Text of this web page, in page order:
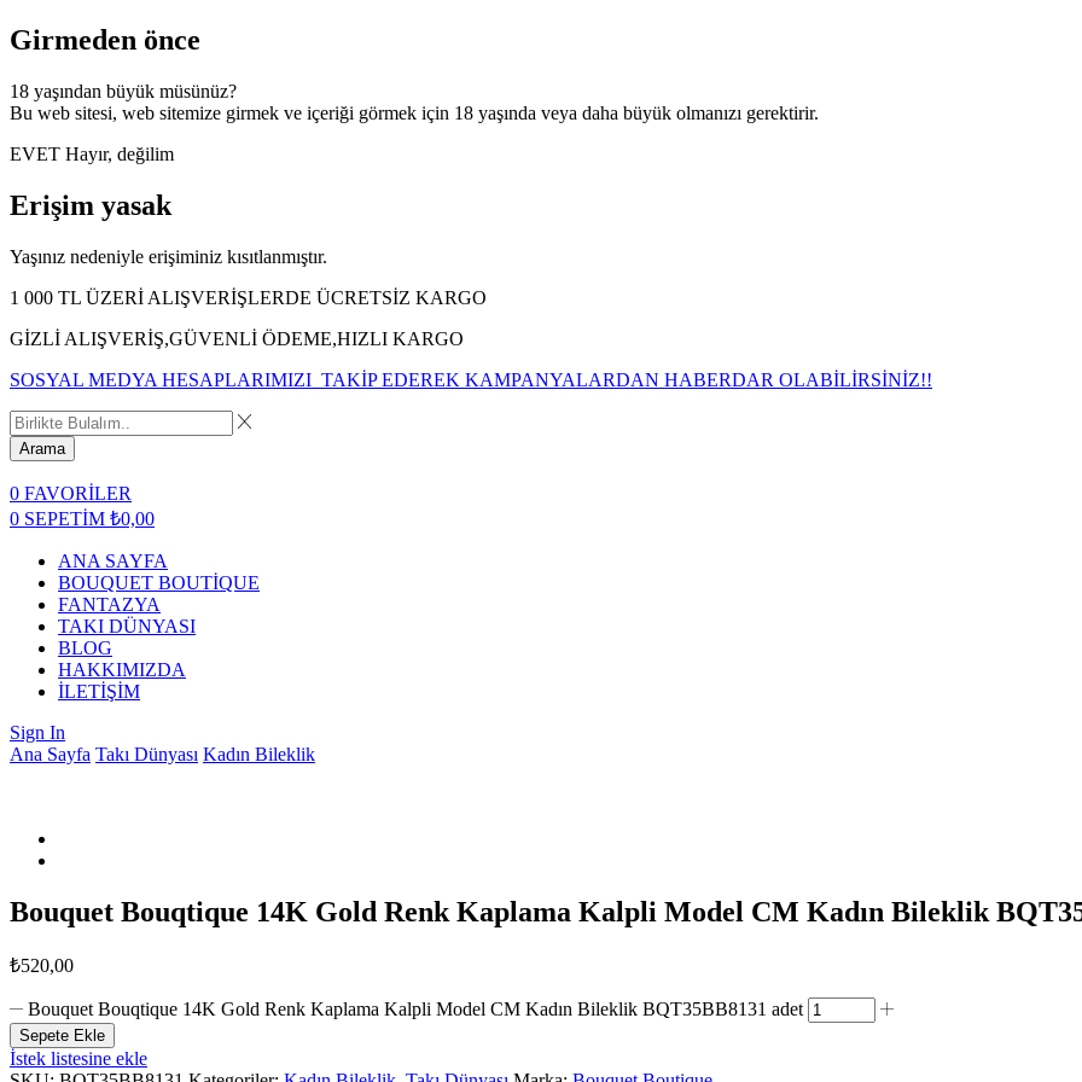
Girmeden önce
18 yaşından büyük müsünüz?
Bu web sitesi, web sitemize girmek ve içeriği görmek için 18 yaşında veya daha büyük olmanızı gerektirir.
EVET Hayır, değilim
Erişim yasak
Yaşınız nedeniyle erişiminiz kısıtlanmıştır.
1 000 TL ÜZERİ ALIŞVERİŞLERDE ÜCRETSİZ KARGO
GİZLİ ALIŞVERİŞ,GÜVENLİ ÖDEME,HIZLI KARGO
SOSYAL MEDYA HESAPLARIMIZI TAKİP EDEREK KAMPANYALARDAN HABERDAR OLABİLİRSİNİZ!!
Arama
0 FAVORİLER
0 SEPETİM ₺0,00
ANA SAYFA
BOUQUET BOUTİQUE
FANTAZYA
TAKI DÜNYASI
BLOG
HAKKIMIZDA
İLETİŞİM
Sign In
Ana Sayfa Takı Dünyası Kadın Bileklik
Bouquet Bouqtique 14K Gold Renk Kaplama Kalpli Model CM Kadın Bileklik
₺520,00
Bouquet Bouqtique 14K Gold Renk Kaplama Kalpli Model CM Kadın Bileklik BQT35BB8131 adet
Sepete Ekle
İstek listesine ekle